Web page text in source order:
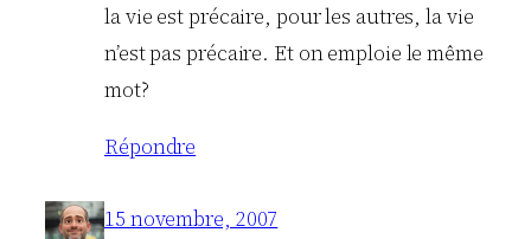
la vie est précaire, pour les autres, la vie
n’est pas précaire. Et on emploie le même
mot?
Répondre
15 novembre, 2007